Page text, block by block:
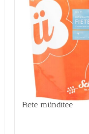
Fiete münditee